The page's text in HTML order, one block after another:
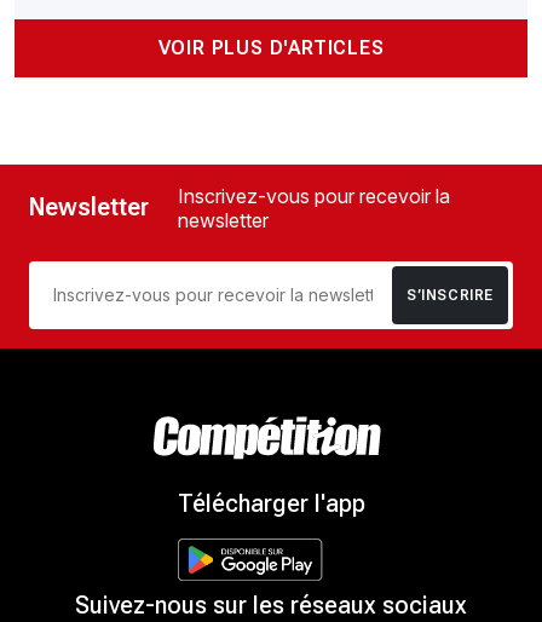
VOIR PLUS D'ARTICLES
Newsletter
Inscrivez-vous pour recevoir la
newsletter
S’INSCRIRE
Télécharger l'app
Suivez-nous sur les réseaux sociaux